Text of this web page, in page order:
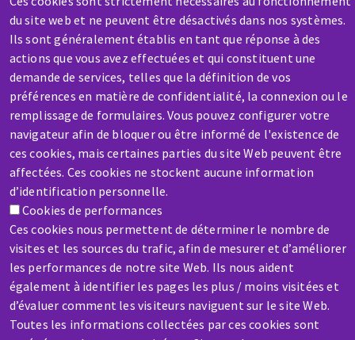
du site web et ne peuvent être désactivés dans nos systèmes.
Ils sont généralement établis en tant que réponse à des
actions que vous avez effectuées et qui constituent une
demande de services, telles que la définition de vos
préférences en matière de confidentialité, la connexion ou le
remplissage de formulaires. Vous pouvez configurer votre
navigateur afin de bloquer ou être informé de l'existence de
ces cookies, mais certaines parties du site Web peuvent être
affectées. Ces cookies ne stockent aucune information
d’identification personnelle.
Cookies de performances
Ces cookies nous permettent de déterminer le nombre de
visites et les sources du trafic, afin de mesurer et d’améliorer
les performances de notre site Web. Ils nous aident
également à identifier les pages les plus / moins visitées et
d’évaluer comment les visiteurs naviguent sur le site Web.
Toutes les informations collectées par ces cookies sont
SAV / RÉPARATION
Une machine cassée ? En panne ?
Contactez-nous
Aller
contenu